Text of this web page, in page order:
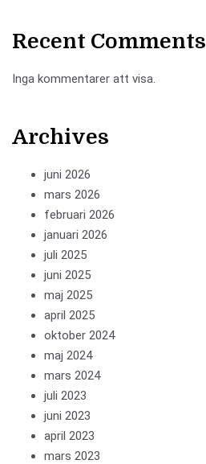
Recent Comments
Inga kommentarer att visa.
Archives
juni 2026
mars 2026
februari 2026
januari 2026
juli 2025
juni 2025
maj 2025
april 2025
oktober 2024
maj 2024
mars 2024
juli 2023
juni 2023
april 2023
mars 2023